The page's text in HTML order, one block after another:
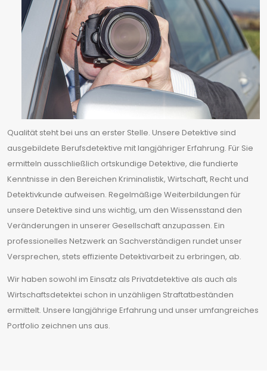
Qualität steht bei uns an erster Stelle. Unsere Detektive sind
ausgebildete Berufsdetektive mit langjähriger Erfahrung. Für Sie
ermitteln ausschließlich ortskundige Detektive, die fundierte
Kenntnisse in den Bereichen Kriminalistik, Wirtschaft, Recht und
Detektivkunde aufweisen. Regelmäßige Weiterbildungen für
unsere Detektive sind uns wichtig, um den Wissensstand den
Veränderungen in unserer Gesellschaft anzupassen. Ein
professionelles Netzwerk an Sachverständigen rundet unser
Versprechen, stets effiziente Detektivarbeit zu erbringen, ab.
Wir haben sowohl im Einsatz als Privatdetektive als auch als
Wirtschaftsdetektei schon in unzähligen Straftatbeständen
ermittelt. Unsere langjährige Erfahrung und unser umfangreiches
Portfolio zeichnen uns aus.